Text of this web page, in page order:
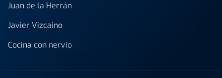
Juan de la Herrán
Javier Vizcaino
Cocina con nervio